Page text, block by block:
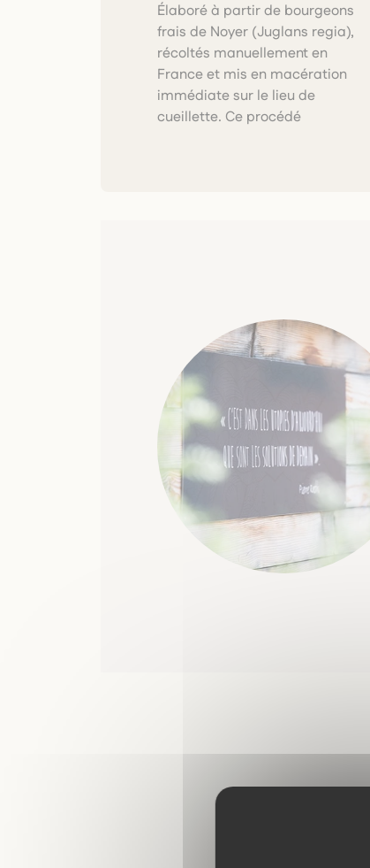
Élaboré à partir de bourgeons
frais de Noyer (Juglans regia),
récoltés manuellement en
France et mis en macération
immédiate sur le lieu de
cueillette. Ce procédé
artisanal respecte les
principes de la
gemmothérapie traditionnelle,
garantissant une extraction